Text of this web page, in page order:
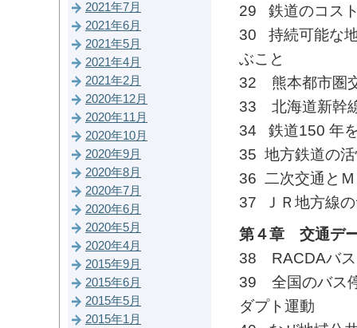
29 鉄道のコス
30 持続可能な
ぶこと
32 熊本都市圏
33 北海道新幹
34 鉄道150 年
35 地方鉄道の
36 二次交通と
37 ＪＲ地方線
第４章 交通デ
38 RACDAバス
39 全国のバス
ダプト運動
2021年7月
2021年6月
2021年5月
2021年4月
2021年2月
2020年12月
2020年11月
2020年10月
2020年9月
2020年8月
2020年7月
2020年6月
2020年5月
2020年4月
2015年9月
2015年6月
2015年5月
2015年1月